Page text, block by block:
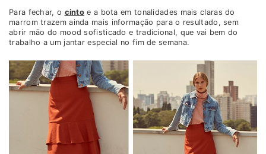
Para fechar, o cinto e a bota em tonalidades mais claras do
marrom trazem ainda mais informação para o resultado, sem
abrir mão do mood sofisticado e tradicional, que vai bem do
trabalho a um jantar especial no fim de semana.